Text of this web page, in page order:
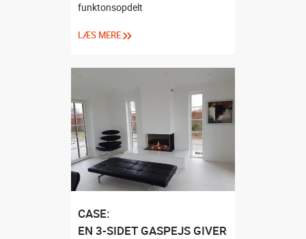
funktonsopdelt
LÆS MERE
CASE:
EN 3-SIDET GASPEJS GIVER